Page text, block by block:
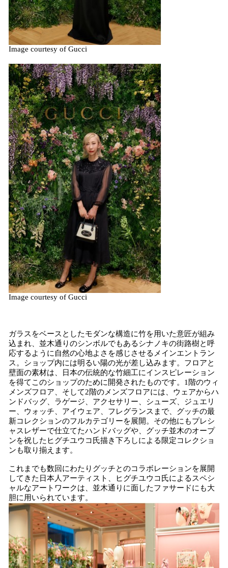
Image courtesy of Gucci
Image courtesy of Gucci
ガラスをベースとしたモダンな構造に竹を用いた意匠が組み
込まれ、並木通りのシンボルでもあるシナノキの街路樹と呼
応するように自然の心地よさを感じさせるメインエントラン
ス。ショップ内には明るい陽の光が差し込みます。フロアと
壁面の素材は、日本の伝統的な竹細工にインスピレーション
を得てこのショップのために開発されたものです。1階のウィ
メンズフロア、そして2階のメンズフロアには、ウェアからハ
ンドバッグ、ラゲージ、アクセサリー、シューズ、ジュエリ
ー、ウォッチ、アイウェア、フレグランスまで、グッチの最
新コレクションのフルカテゴリーを展開。その他にもプレシ
ャスレザーで仕立てたハンドバッグや、グッチ並木のオープ
ンを祝したヒグチユウコ氏描き下ろしによる限定コレクショ
ンも取り揃えます。
これまでも数回にわたりグッチとのコラボレーションを展開
してきた日本人アーティスト、ヒグチユウコ氏によるスペシ
ャルなアートワークは、並木通りに面したファサードにも大
胆に用いられています。